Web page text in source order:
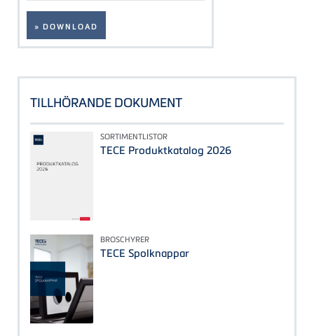
» DOWNLOAD
TILLHÖRANDE DOKUMENT
SORTIMENTLISTOR
TECE Produktkatalog 2026
BROSCHYRER
TECE Spolknappar